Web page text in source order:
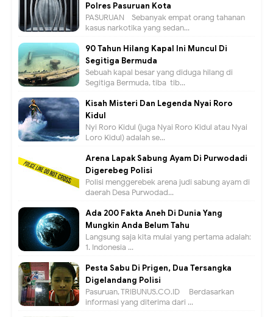
Polres Pasuruan Kota
PASURUAN - Sebanyak empat orang tahanan
kasus narkotika yang sedan...
90 Tahun Hilang Kapal Ini Muncul Di
Segitiga Bermuda
Sebuah kapal besar yang diduga hilang di
Segitiga Bermuda, tiba-tib...
Kisah Misteri Dan Legenda Nyai Roro
Kidul
Nyi Roro Kidul (juga Nyai Roro Kidul atau Nyai
Loro Kidul) adalah se...
Arena Lapak Sabung Ayam Di Purwodadi
Digerebeg Polisi
Polisi menggerebek arena judi sabung ayam di
daerah Desa Purwodad...
Ada 200 Fakta Aneh Di Dunia Yang
Mungkin Anda Belum Tahu
Langsung saja kita mulai yang pertama adalah:
1. Indonesia ...
Pesta Sabu Di Prigen, Dua Tersangka
Digelandang Polisi
Pasuruan, TRIBUNUS.CO.ID - Berdasarkan
informasi yang diterima dari ...